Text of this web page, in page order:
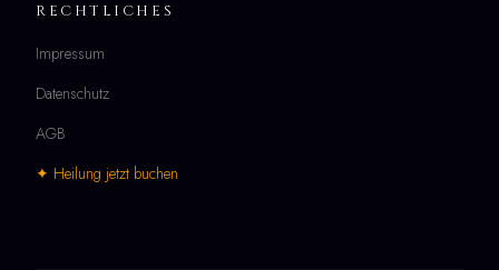
RECHTLICHES
Impressum
Datenschutz
AGB
✦ Heilung jetzt buchen